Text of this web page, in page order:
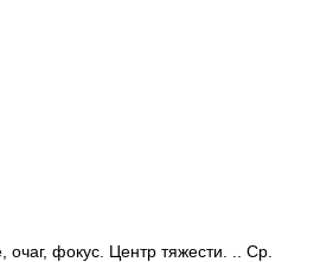
фокус. Центр тяжести. .. Ср.